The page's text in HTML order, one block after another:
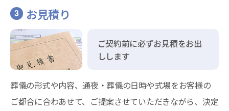
3 お見積り
ご契約前に必ずお見積をお出
しします
葬儀の形式や内容、通夜・葬儀の日時や式場をお客様の
ご都合に合わあせて、ご提案させていただきながら、決定